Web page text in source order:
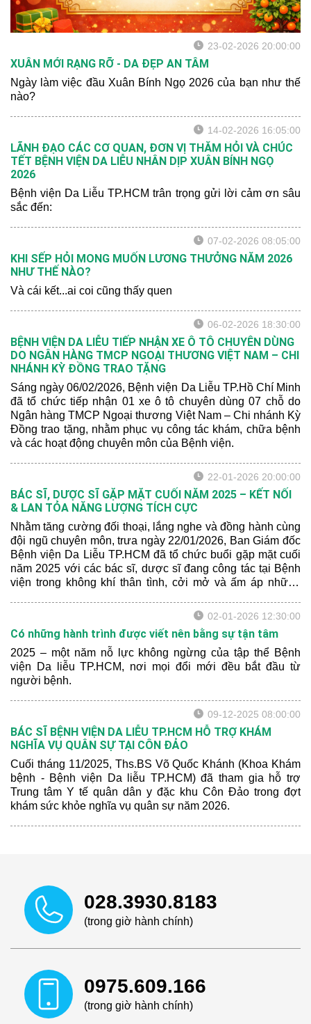
23-02-2026 20:00:00
XUÂN MỚI RẠNG RỠ - DA ĐẸP AN TÂM
Ngày làm việc đầu Xuân Bính Ngọ 2026 của bạn như thế
nào?
14-02-2026 16:05:00
LÃNH ĐẠO CÁC CƠ QUAN, ĐƠN VỊ THĂM HỎI VÀ CHÚC
TẾT BỆNH VIỆN DA LIỄU NHÂN DỊP XUÂN BÍNH NGỌ
2026
Bệnh viện Da Liễu TP.HCM trân trọng gửi lời cảm ơn sâu
sắc đến:
07-02-2026 08:05:00
KHI SẾP HỎI MONG MUỐN LƯƠNG THƯỞNG NĂM 2026
NHƯ THẾ NÀO?
Và cái kết...ai coi cũng thấy quen
06-02-2026 18:30:00
BỆNH VIỆN DA LIỄU TIẾP NHẬN XE Ô TÔ CHUYÊN DÙNG
DO NGÂN HÀNG TMCP NGOẠI THƯƠNG VIỆT NAM – CHI
NHÁNH KỲ ĐỒNG TRAO TẶNG
Sáng ngày 06/02/2026, Bệnh viện Da Liễu TP.Hồ Chí Minh
đã tổ chức tiếp nhận 01 xe ô tô chuyên dùng 07 chỗ do
Ngân hàng TMCP Ngoại thương Việt Nam – Chi nhánh Kỳ
Đồng trao tặng, nhằm phục vụ công tác khám, chữa bệnh
và các hoạt động chuyên môn của Bệnh viện.
22-01-2026 20:00:00
BÁC SĨ, DƯỢC SĨ GẶP MẶT CUỐI NĂM 2025 – KẾT NỐI
& LAN TỎA NĂNG LƯỢNG TÍCH CỰC
Nhằm tăng cường đối thoại, lắng nghe và đồng hành cùng
đội ngũ chuyên môn, trưa ngày 22/01/2026, Ban Giám đốc
Bệnh viện Da Liễu TP.HCM đã tổ chức buổi gặp mặt cuối
năm 2025 với các bác sĩ, dược sĩ đang công tác tại Bệnh
viện trong không khí thân tình, cởi mở và ấm áp những
02-01-2026 12:30:00
Có những hành trình được viết nên bằng sự tận tâm
2025 – một năm nỗ lực không ngừng của tập thể Bệnh
viện Da liễu TP.HCM, nơi mọi đổi mới đều bắt đầu từ
người bệnh.
09-12-2025 08:00:00
BÁC SĨ BỆNH VIỆN DA LIỄU TP.HCM HỖ TRỢ KHÁM
NGHĨA VỤ QUÂN SỰ TẠI CÔN ĐẢO
Cuối tháng 11/2025, Ths.BS Võ Quốc Khánh (Khoa Khám
bệnh - Bệnh viện Da liễu TP.HCM) đã tham gia hỗ trợ
Trung tâm Y tế quân dân y đặc khu Côn Đảo trong đợt
khám sức khỏe nghĩa vụ quân sự năm 2026.
028.3930.8183
(trong giờ hành chính)
0975.609.166
(trong giờ hành chính)